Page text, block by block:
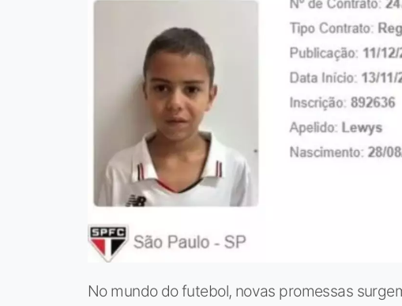
No mundo do futebol, novas promessas